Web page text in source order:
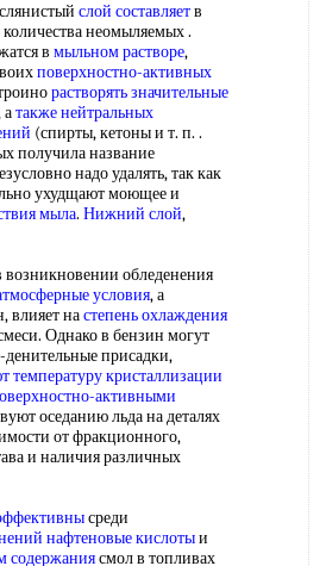
слой составляетв
неомыляемых .
в мыльном растворе,
поверхностно-активных
растворять значительные
атакже нейтральных
(спирты, кетоны и т. п. .
получила название
надо удалять, так как
ухудщают моющее и
мыла. Нижний слой,
обледенения
условия, а
влияет настепень охлаждения
Однако в бензин могут
денительные присадки,
температурукристаллизации
активными
оседанию льда на деталях
от фракционного,
и наличия различных
среди
нафтеновые кислотыи
содержаниясмол в топливах